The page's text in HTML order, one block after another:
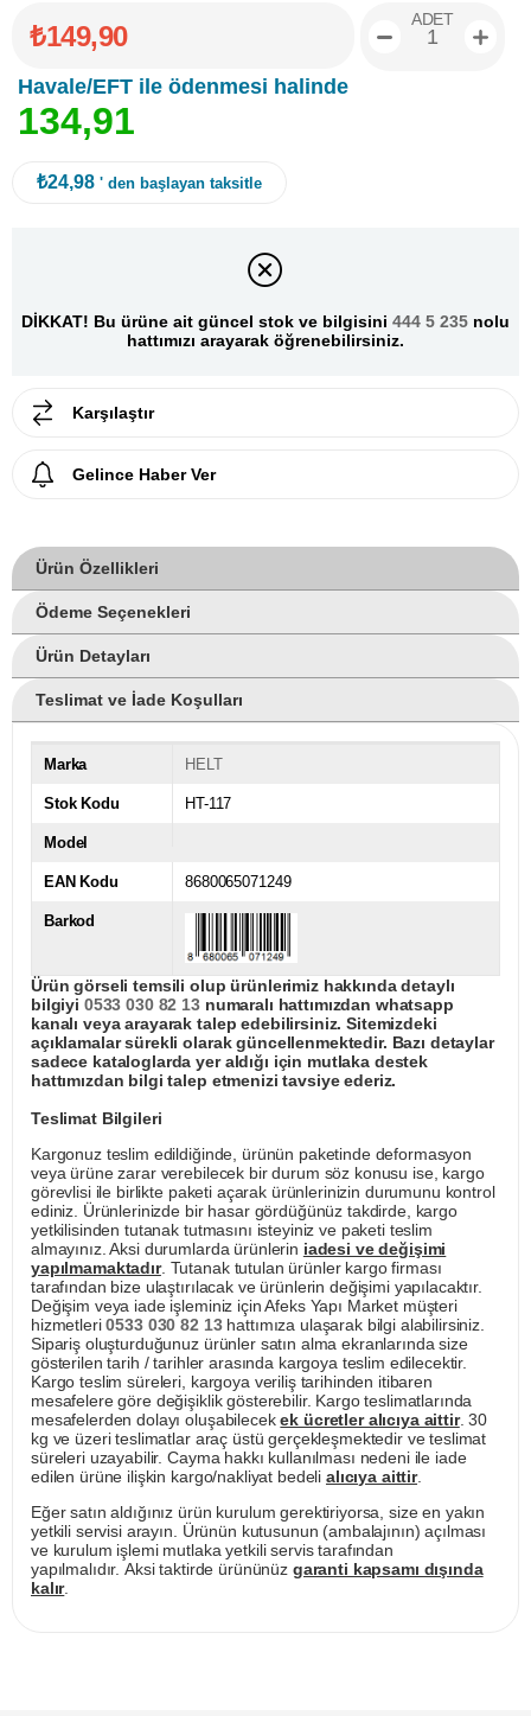
₺149,90
Havale/EFT ile ödenmesi halinde
134,91
ADET
₺24,98 ' den başlayan taksitle
DİKKAT! Bu ürüne ait güncel stok ve bilgisini 444 5 235 nolu
hattımızı arayarak öğrenebilirsiniz.
Karşılaştır
Gelince Haber Ver
Ürün Özellikleri
Ödeme Seçenekleri
Ürün Detayları
Teslimat ve İade Koşulları
Marka HELT
Stok Kodu HT-117
Model
EAN Kodu 8680065071249
Barkod
Ürün görseli temsili olup ürünlerimiz hakkında detaylı
bilgiyi 0533 030 82 13numaralı hattımızdan whatsapp
kanalı veya arayarak talep edebilirsiniz. Sitemizdeki
açıklamalar sürekli olarak güncellenmektedir. Bazı detaylar
sadece kataloglarda yer aldığı için mutlaka destek
hattımızdan bilgi talep etmenizi tavsiye ederiz.
Teslimat Bilgileri
Kargonuz teslim edildiğinde, ürünün paketinde deformasyon
veya ürüne zarar verebilecek bir durum söz konusu ise, kargo
görevlisi ile birlikte paketi açarak ürünlerinizin durumunu kontrol
ediniz. Ürünlerinizde bir hasar gördüğünüz takdirde, kargo
yetkilisinden tutanak tutmasını isteyiniz ve paketi teslim
almayınız. Aksi durumlarda ürünlerin iadesi ve değişimi
yapılmamaktadır. Tutanak tutulan ürünler kargo firması
tarafından bize ulaştırılacak ve ürünlerin değişimi yapılacaktır.
Değişim veya iade işleminiz için Afeks Yapı Market müşteri
hizmetleri0533 030 82 13hattımıza ulaşarak bilgi alabilirsiniz.
Sipariş oluşturduğunuz ürünler satın alma ekranlarında size
gösterilen tarih / tarihler arasında kargoya teslim edilecektir.
Kargo teslim süreleri, kargoya veriliş tarihinden itibaren
mesafelere göre değişiklik gösterebilir. Kargo teslimatlarında
mesafelerden dolayı oluşabilecekek ücretler alıcıya aittir. 30
kg ve üzeri teslimatlar araç üstü gerçekleşmektedir ve teslimat
süreleri uzayabilir. Cayma hakkı kullanılması nedeni ile iade
edilen ürüne ilişkin kargo/nakliyat bedeli alıcıya aittir.
Eğer satın aldığınız ürün kurulum gerektiriyorsa, size en yakın
yetkili servisi arayın. Ürünün kutusunun (ambalajının) açılması
ve kurulum işlemi mutlaka yetkili servis tarafından
yapılmalıdır. Aksi taktirde ürününüz garanti kapsamı dışında
kalır.